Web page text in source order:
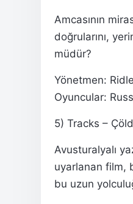
Amcasının
doğrularını,
müdür?
Yönetmen:
Oyuncular:
5) Tracks –
Avusturalyalı
uyarlanan film,
bu uzun